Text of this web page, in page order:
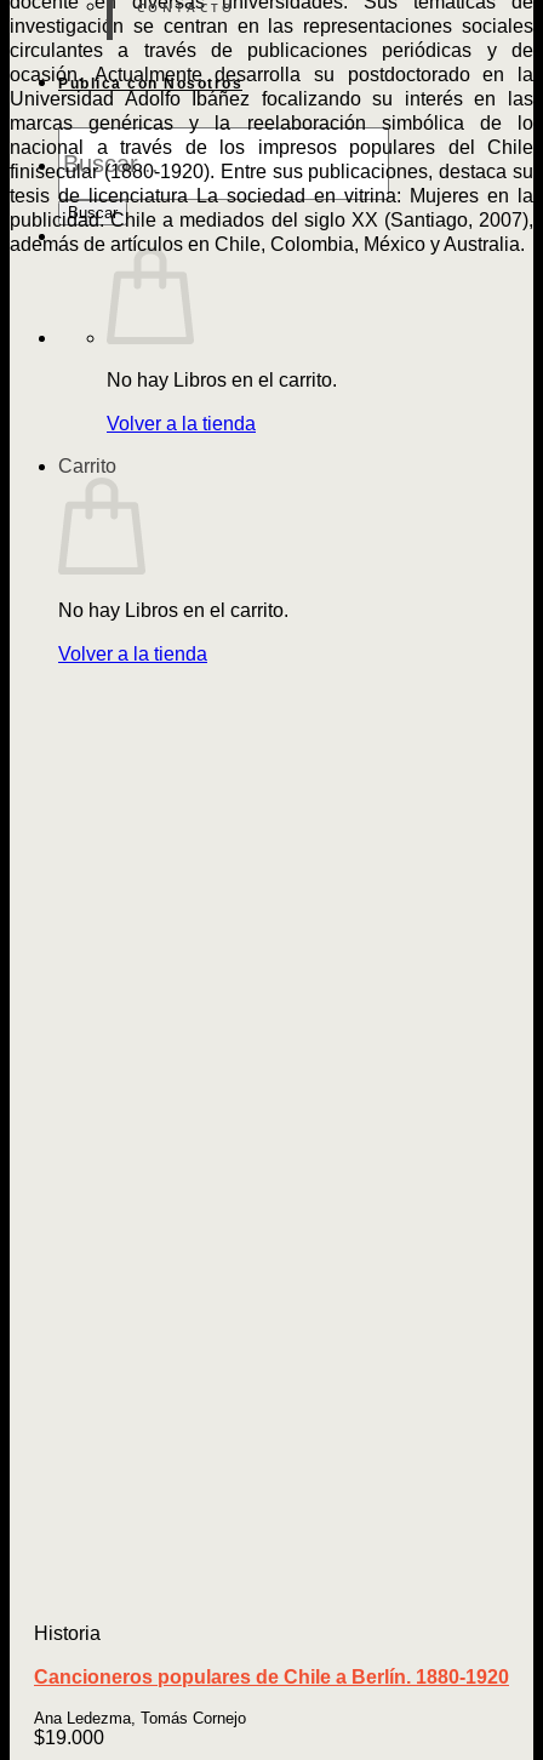
CONTACTO
Publica con Nosotros
Búsqueda
de
Libros
Buscar
No hay Libros en el carrito.
Volver a la tienda
Carrito
No hay Libros en el carrito.
Volver a la tienda
investigación se centran en las representaciones sociales
circulantes a través de publicaciones periódicas y de
ocasión. Actualmente desarrolla su postdoctorado en la
Universidad Adolfo Ibáñez focalizando su interés en las
marcas genéricas y la reelaboración simbólica de lo
nacional a través de los impresos populares del Chile
finisecular (1880-1920). Entre sus publicaciones, destaca su
tesis de licenciatura La sociedad en vitrina: Mujeres en la
publicidad. Chile a mediados del siglo XX (Santiago, 2007),
además de artículos en Chile, Colombia, México y Australia.
Historia
Cancioneros populares de Chile a Berlín. 1880-1920
Ana Ledezma, Tomás Cornejo
$19.000